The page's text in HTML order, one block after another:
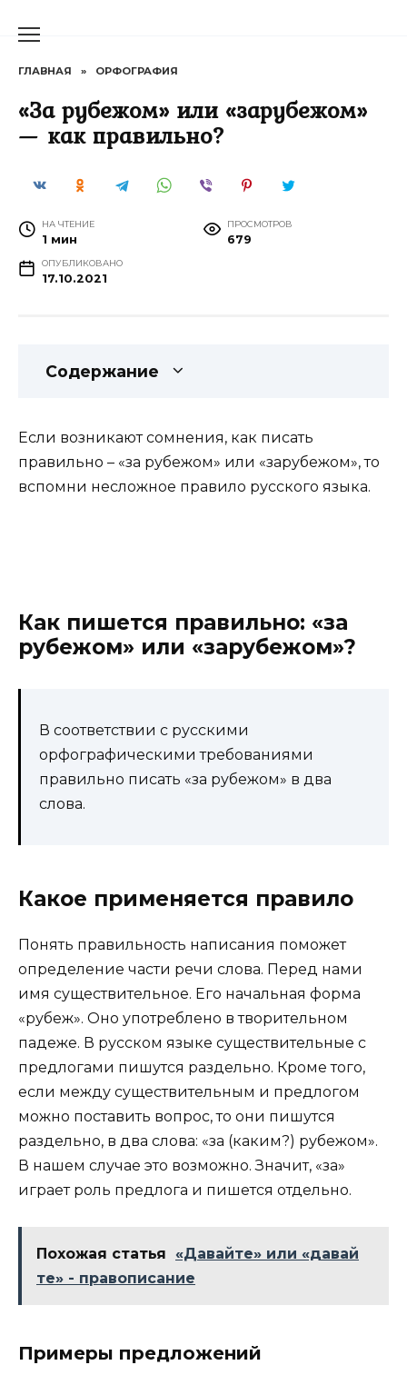
ГЛАВНАЯ » ОРФОГРАФИЯ
«За рубежом» или «зарубежом»
— как правильно?
НА ЧТЕНИЕ
1 мин
ПРОСМОТРОВ
679
ОПУБЛИКОВАНО
17.10.2021
Содержание
Если возникают сомнения, как писать
правильно – «за рубежом» или «зарубежом», то
вспомни несложное правило русского языка.
Как пишется правильно: «за
рубежом» или «зарубежом»?
В соответствии с русскими
орфографическими требованиями
правильно писать «за рубежом» в два
слова.
Какое применяется правило
Понять правильность написания поможет
определение части речи слова. Перед нами
имя существительное. Его начальная форма
«рубеж». Оно употреблено в творительном
падеже. В русском языке существительные с
предлогами пишутся раздельно. Кроме того,
если между существительным и предлогом
можно поставить вопрос, то они пишутся
раздельно, в два слова: «за (каким?) рубежом».
В нашем случае это возможно. Значит, «за»
играет роль предлога и пишется отдельно.
Похожая статья
«Давайте» или «давай
те» - правописание
Примеры предложений